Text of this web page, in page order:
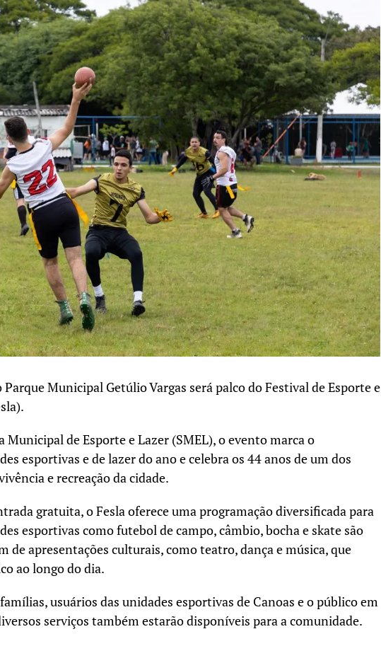
Municipal Getúlio Vargas será palco do Festival de Esporte e
Municipal de Esporte e Lazer (SMEL), o evento marca o
esportivas e de lazer do ano e celebra os 44 anos de um dos
e recreação da cidade.
gratuita, o Fesla oferece uma programação diversificada para
esportivas como futebol de campo, câmbio, bocha e skate são
de apresentações culturais, como teatro, dança e música, que
ao longo do dia.
usuários das unidades esportivas de Canoas e o público em
serviços também estarão disponíveis para a comunidade.